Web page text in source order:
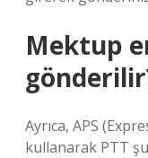
Mektup
Ayrıca, APS
kullanarak PTT